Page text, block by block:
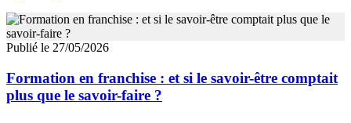
Publié le 27/05/2026
Formation en franchise : et si le savoir-être comptait
plus que le savoir-faire ?